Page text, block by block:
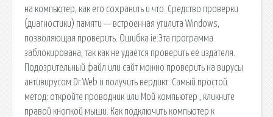
на компьютер, как его сохранить и что. Средство проверки
(диагностики) памяти — встроенная утилита Windows,
позволяющая проверить. Ошибка ie:Эта программа
заблокирована, так как не удаётся проверить её издателя.
Подозрительный файл или сайт можно проверить на вирусы
антивирусом Dr.Web и получить вердикт. Самый простой
метод: откройте проводник или Мой компьютер , кликните
правой кнопкой мыши. Как подключить компьютер к